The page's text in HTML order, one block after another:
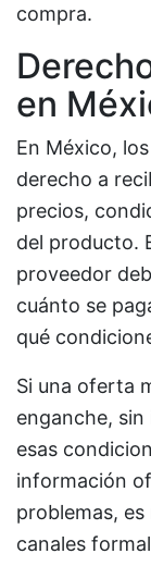
compra.
en
En México,
derecho a
precios,
del producto.
proveedor
cuánto se
qué
Si una oferta
enganche,
esas
información
problemas,
canales